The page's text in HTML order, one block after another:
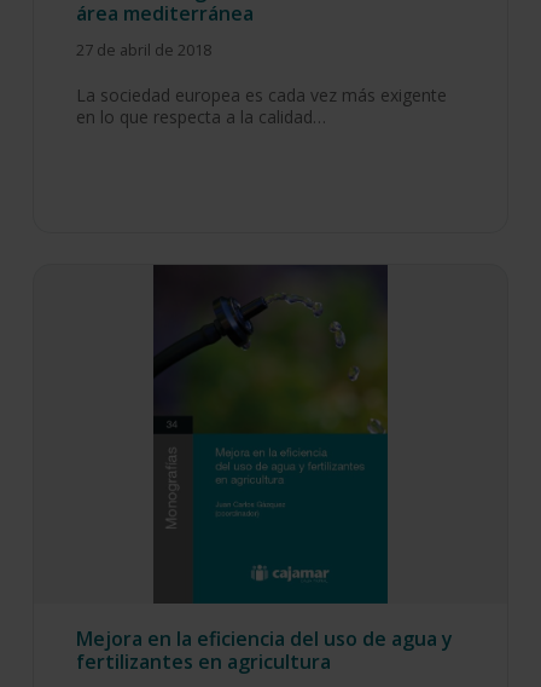
área mediterránea
27 de abril de 2018
La sociedad europea es cada vez más exigente
en lo que respecta a la calidad…
Mejora en la eficiencia del uso de agua y
fertilizantes en agricultura